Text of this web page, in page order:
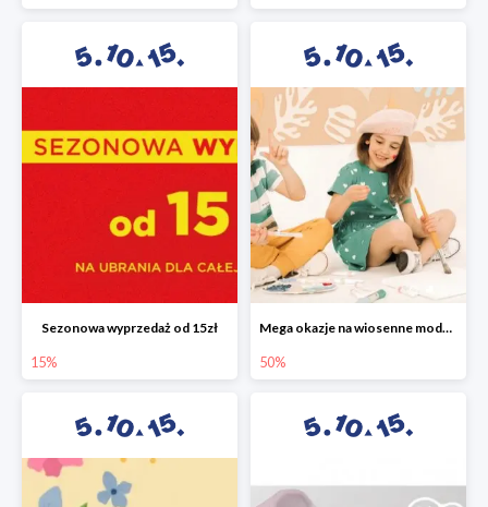
Sezonowa wyprzedaż od 15zł
15%
Mega okazje na wiosenne modele w 5.10.15 do -50%
50%